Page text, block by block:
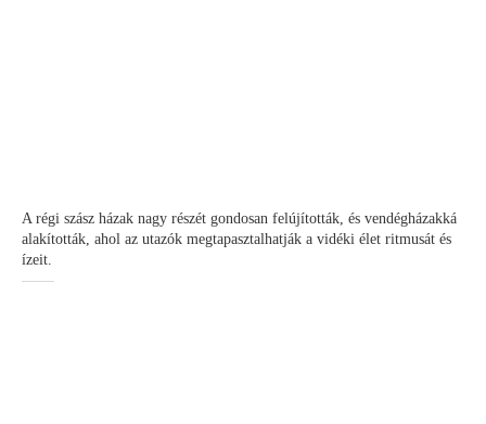
A régi szász házak nagy részét gondosan felújították, és vendégházakká
alakították, ahol az utazók megtapasztalhatják a vidéki élet ritmusát és
ízeit.